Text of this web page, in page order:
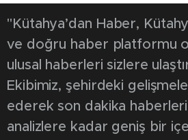
"Kütahya’dan Haber,
ve doğru haber platformu
ulusal haberleri sizlere
Ekibimiz, şehirdeki
ederek son dakika
analizlere kadar geniş bir